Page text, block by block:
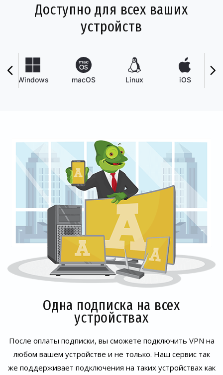
Доступно для всех ваших
устройств
Windows macOS Linux iOS
Одна подписка на всех
устройствах
После оплаты подписки, вы сможете подключить VPN на
любом вашем устройстве и не только. Наш сервис так
же поддерживает подключения на таких устройствах как